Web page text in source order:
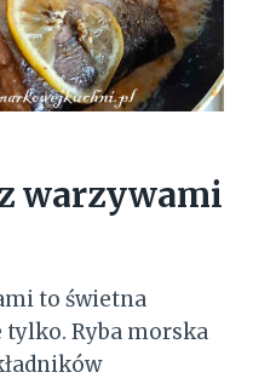
warzywami
to świetna
Ryba morska